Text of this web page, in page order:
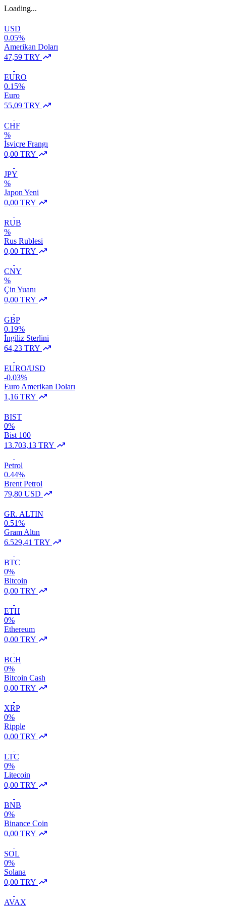
Loading...
USD
0.05%
Amerikan Doları
47,59 TRY
EURO
0.15%
Euro
55,09 TRY
CHF
%
İsviçre Frangı
0,00 TRY
JPY
%
Japon Yeni
0,00 TRY
RUB
%
Rus Rublesi
0,00 TRY
CNY
%
Çin Yuanı
0,00 TRY
GBP
0.19%
İngiliz Sterlini
64,23 TRY
EURO/USD
-0.03%
Euro Amerikan Doları
1,16 TRY
BIST
0%
Bist 100
13.703,13 TRY
Petrol
0.44%
Brent Petrol
79,80 USD
GR. ALTIN
0.51%
Gram Altın
6.529,41 TRY
BTC
0%
Bitcoin
0,00 TRY
ETH
0%
Ethereum
0,00 TRY
BCH
0%
Bitcoin Cash
0,00 TRY
XRP
0%
Ripple
0,00 TRY
LTC
0%
Litecoin
0,00 TRY
BNB
0%
Binance Coin
0,00 TRY
SOL
0%
Solana
0,00 TRY
AVAX